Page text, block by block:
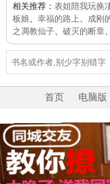
相关推荐： 表姐陪我玩换
板娘
幸福的路上 成刚
之凋教仙子
破灭的断章
首页 电脑版